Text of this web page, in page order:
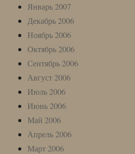
Январь 2007
Декабрь 2006
Ноябрь 2006
Октябрь 2006
Сентябрь 2006
Август 2006
Июль 2006
Июнь 2006
Май 2006
Апрель 2006
Март 2006